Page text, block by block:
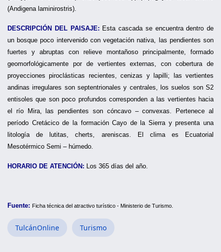
(Andigena laminirostris).
DESCRIPCIÓN DEL PAISAJE: Esta cascada se encuentra dentro de
un bosque poco intervenido con vegetación nativa, las pendientes son
fuertes y abruptas con relieve montañoso principalmente, formado
geomorfológicamente por de vertientes externas, con cobertura de
proyecciones piroclásticas recientes, cenizas y lapilli; las vertientes
andinas irregulares son septentrionales y centrales, los suelos son S2
entisoles que son poco profundos corresponden a las vertientes hacia
el río Mira, las pendientes son cóncavo – convexas. Pertenece al
período Cretácico de la formación Cayo de la Sierra y presenta una
litología de lutitas, cherts, areniscas. El clima es Ecuatorial
Mesotérmico Semi – húmedo.
HORARIO DE ATENCIÓN: Los 365 días del año.
Fuente: Ficha técnica del atractivo turístico - Ministerio de Turismo.
TulcánOnline Turismo